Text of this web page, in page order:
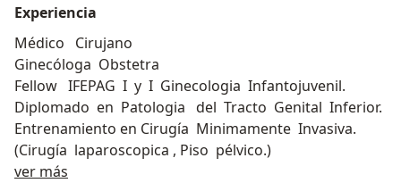
Experiencia
Médico Cirujano
Ginecóloga Obstetra
Fellow IFEPAG I y I Ginecologia Infantojuvenil.
Diplomado en Patologia del Tracto Genital Inferior.
Entrenamiento en Cirugía Minimamente Invasiva.
(Cirugía laparoscopica , Piso pélvico.)
ver más